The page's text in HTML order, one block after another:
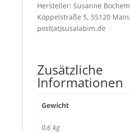
Hersteller: Susanne
Köppelstraße 5, 55120
post(at)susalabim.de
Zusätzliche
Informationen
Gewicht
0,6 kg